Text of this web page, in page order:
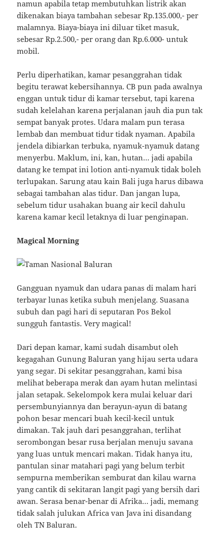
namun apabila tetap membutuhkan listrik akan
dikenakan biaya tambahan sebesar Rp.135.000,- per
malamnya. Biaya-biaya ini diluar tiket masuk,
sebesar Rp.2.500,- per orang dan Rp.6.000- untuk
mobil.
Perlu diperhatikan, kamar pesanggrahan tidak
begitu terawat kebersihannya. CB pun pada awalnya
enggan untuk tidur di kamar tersebut, tapi karena
sudah kelelahan karena perjalanan jauh dia pun tak
sempat banyak protes. Udara malam pun terasa
lembab dan membuat tidur tidak nyaman. Apabila
jendela dibiarkan terbuka, nyamuk-nyamuk datang
menyerbu. Maklum, ini, kan, hutan… jadi apabila
datang ke tempat ini lotion anti-nyamuk tidak boleh
terlupakan. Sarung atau kain Bali juga harus dibawa
sebagai tambahan alas tidur. Dan jangan lupa,
sebelum tidur usahakan buang air kecil dahulu
karena kamar kecil letaknya di luar penginapan.
Magical Morning
Gangguan nyamuk dan udara panas di malam hari
terbayar lunas ketika subuh menjelang. Suasana
subuh dan pagi hari di seputaran Pos Bekol
sungguh fantastis. Very magical!
Dari depan kamar, kami sudah disambut oleh
kegagahan Gunung Baluran yang hijau serta udara
yang segar. Di sekitar pesanggrahan, kami bisa
melihat beberapa merak dan ayam hutan melintasi
jalan setapak. Sekelompok kera mulai keluar dari
persembunyiannya dan berayun-ayun di batang
pohon besar mencari buah kecil-kecil untuk
dimakan. Tak jauh dari pesanggrahan, terlihat
serombongan besar rusa berjalan menuju savana
yang luas untuk mencari makan. Tidak hanya itu,
pantulan sinar matahari pagi yang belum terbit
sempurna memberikan semburat dan kilau warna
yang cantik di sekitaran langit pagi yang bersih dari
awan. Serasa benar-benar di Afrika… jadi, memang
tidak salah julukan Africa van Java ini disandang
oleh TN Baluran.